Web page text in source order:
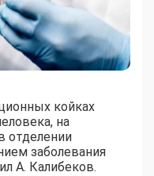
койках
на
отделении
заболевания
А. Калибеков.